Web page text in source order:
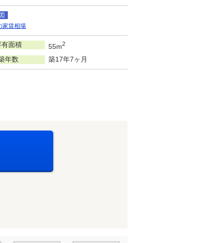
家賃相場
有面積 55m2
年数 築17年7ヶ月